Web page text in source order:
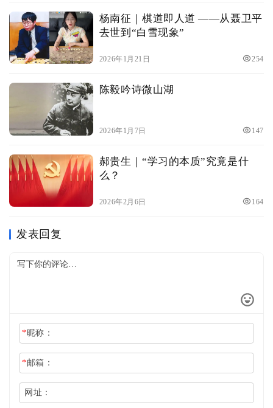
杨南征｜棋道即人道 ——从聂卫平
去世到“白雪现象”
2026年1月21日 254
陈毅吟诗微山湖
2026年1月7日 147
郝贵生｜“学习的本质”究竟是什
么？
2026年2月6日 164
发表回复
*昵称：
*邮箱：
网址：